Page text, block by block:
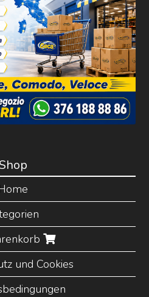
und Cookies